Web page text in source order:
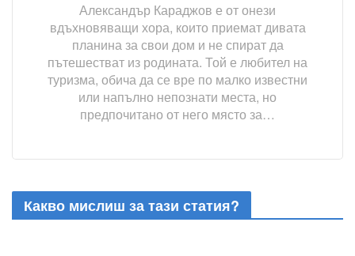
Александър Караджов е от онези
вдъхновяващи хора, които приемат дивата
планина за свои дом и не спират да
пътешестват из родината. Той е любител на
туризма, обича да се вре по малко известни
или напълно непознати места, но
предпочитано от него място за…
Какво мислиш за тази статия?